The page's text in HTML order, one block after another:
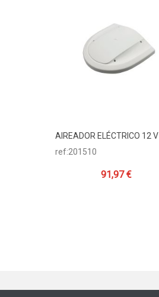
Añadir Al Carrito
AIREADOR ELÉCTRICO 12 V
ref:201510
91,97 €